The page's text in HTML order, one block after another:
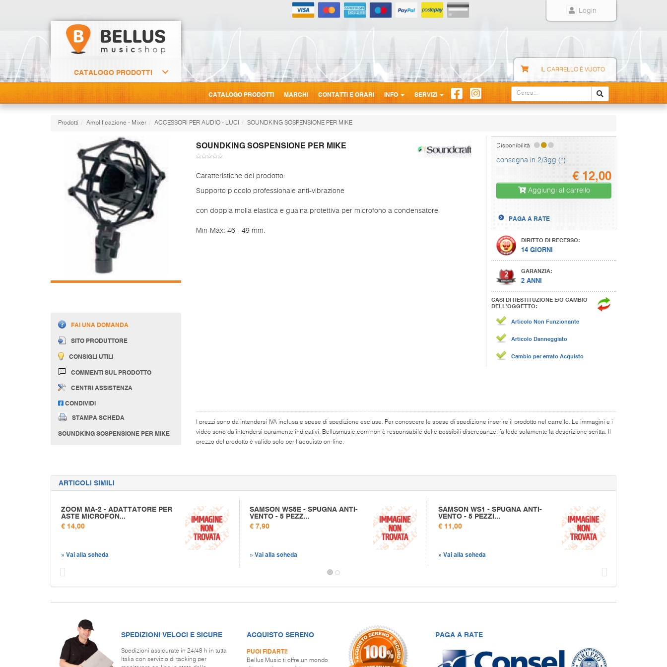
Login
CATALOGO PRODOTTI IL CARRELLO È VUOTO
CATALOGO PRODOTTI MARCHI CONTATTI E ORARI INFO SERVIZI
Prodotti Amplificazione - Mixer ACCESSORI PER AUDIO - LUCI SOUNDKING SOSPENSIONE PER MIKE
SOUNDKING SOSPENSIONE PER MIKE
FAI UNA DOMANDA
SITO PRODUTTORE
CONSIGLI UTILI
COMMENTI SUL PRODOTTO
CENTRI ASSISTENZA
CONDIVIDI
STAMPA SCHEDA
SOUNDKING SOSPENSIONE PER MIKE
Caratteristiche del prodotto:
Supporto piccolo professionale anti-vibrazione
con doppia molla elastica e guaina protettiva per microfono a condensatore
Min-Max: 46 - 49 mm.
Disponibilità
consegna in 2/3gg (*)
€12,00
Aggiungi al carrello
PAGA A RATE
DIRITTO DI RECESSO:
14 GIORNI
GARANZIA:
2 ANNI
CASI DI RESTITUZIONE E/O CAMBIO
DELL’OGGETTO:
Articolo Non Funzionante
Articolo Danneggiato
Cambio per errato Acquisto
I prezzi sono da intendersi IVA inclusa e spese di spedizione escluse. Per conoscere le spese di spedizione inserire il prodotto nel carrello. Le immagini e i
video sono da intendersi puramente indicativi. Bellusmusic.com non è responsabile delle possibili discrepanze: fa fede solamente la descrizione scritta. Il
prezzo del prodotto è valido solo per l'acquisto on-line.
ARTICOLI SIMILI
ZOOM MA-2 - ADATTATORE PER
ASTE MICROFON...
€ 14,00
» Vai alla scheda
SAMSON WS5E - SPUGNA ANTI-
VENTO - 5 PEZZ...
€ 7,90
» Vai alla scheda
SAMSON WS1 - SPUGNA ANTI-
VENTO - 5 PEZZI...
€ 11,00
» Vai alla scheda
SPEDIZIONI VELOCI E SICURE
Spedizioni assicurate in 24/48 h in tutta
Italia con servizio di tacking per
ACQUISTO SERENO
PUOI FIDARTI!
Bellus Music ti offre un mondo
PAGA A RATE